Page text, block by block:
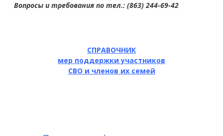
Вопросы и требования по тел.: (863) 244-69-42
СПРАВОЧНИК
мер поддержки участников
СВО и членов их семей